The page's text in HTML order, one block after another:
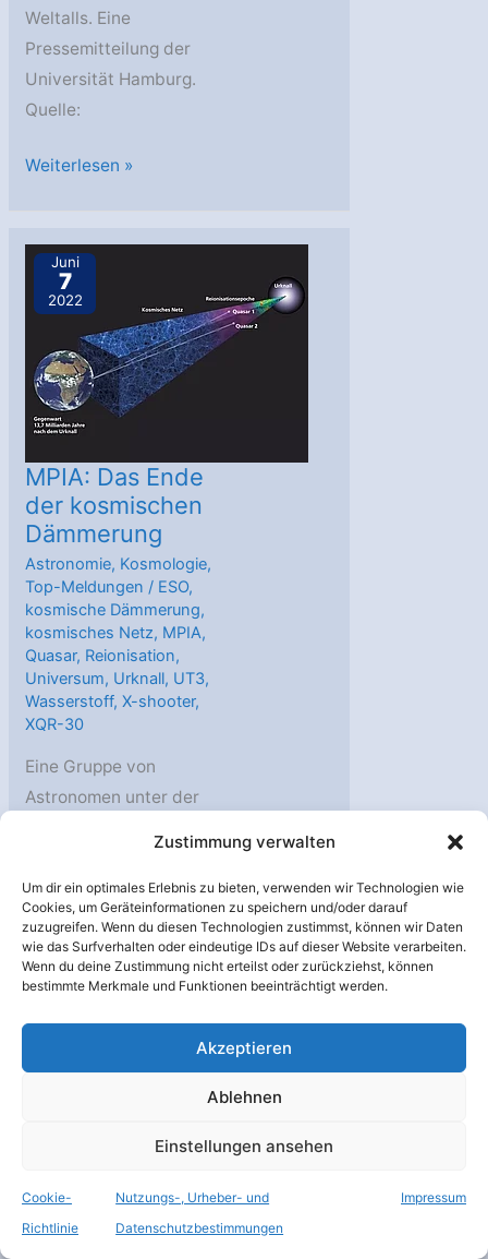
Zustimmung verwalten
Um dir ein optimales Erlebnis zu bieten, verwenden wir Technologien wie
Cookies, um Geräteinformationen zu speichern und/oder darauf
zuzugreifen. Wenn du diesen Technologien zustimmst, können wir Daten
wie das Surfverhalten oder eindeutige IDs auf dieser Website verarbeiten.
Wenn du deine Zustimmung nicht erteilst oder zurückziehst, können
bestimmte Merkmale und Funktionen beeinträchtigt werden.
Akzeptieren
Ablehnen
Einstellungen ansehen
Cookie-
Richtlinie
Nutzungs-, Urheber- und
Datenschutzbestimmungen
Impressum
Weltalls. Eine
Pressemitteilung der
Universität Hamburg.
Quelle:
„Wie
Von
Galaxien,
Quarks
und
Kollisionen“
Eine
Reise
zum
Ursprung
des
Universums
Weiterlesen »
Juni
7
2022
MPIA: Das Ende
der kosmischen
Dämmerung
Astronomie, Kosmologie,
Top-Meldungen / ESO,
kosmische Dämmerung,
kosmisches Netz, MPIA,
Quasar, Reionisation,
Universum, Urknall, UT3,
Wasserstoff,X-shooter,
XQR-30
Eine Gruppe von
Astronomen unter der
der Epoche der
Reionisation auf etwa 1,1
Milliarden Jahre nach dem
Urknall genau bestimmt.
Max-Planck-Instituts für
Astronomie. Quelle: Max-
Reionisation begann, als
sich die erste Generation